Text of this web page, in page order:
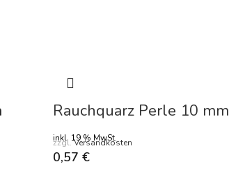
Rauchquarz Perle 10 mm
inkl. 19 % MwSt.
zzgl.Versandkosten
0,57 €